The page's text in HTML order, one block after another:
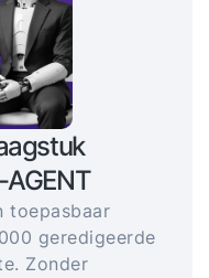
toepasbaar
geredigeerde
Zonder